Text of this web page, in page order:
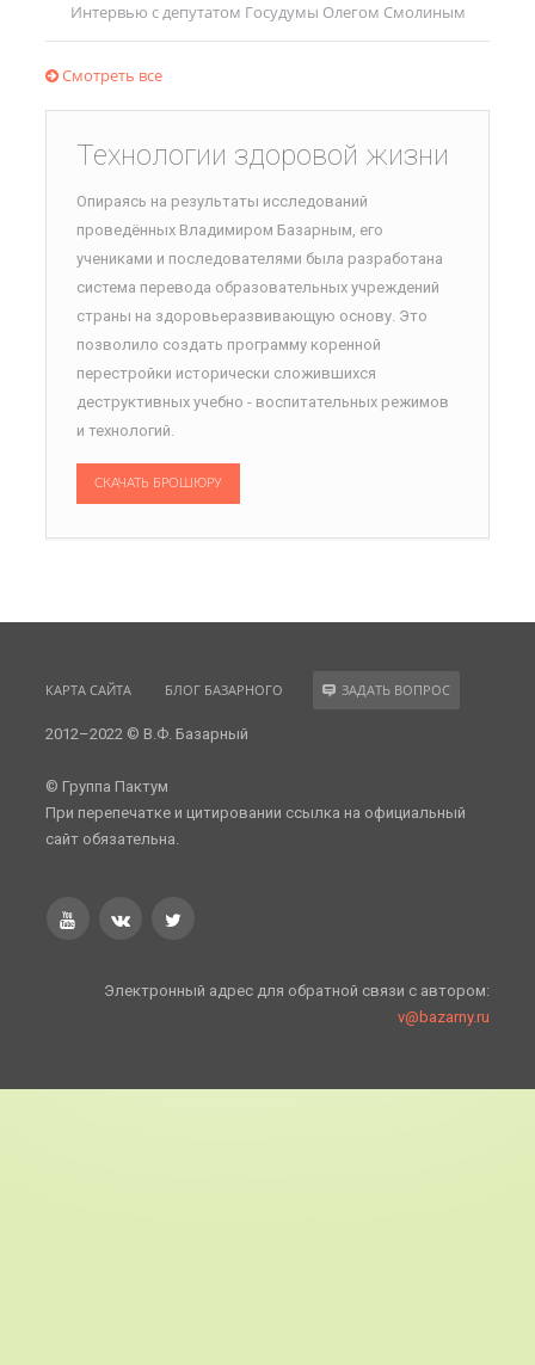
Интервью с депутатом Госудумы Олегом Смолиным
Смотреть все
Технологии здоровой жизни
Опираясь на результаты исследований
проведённых Владимиром Базарным, его
учениками и последователями была разработана
система перевода образовательных учреждений
страны на здоровьеразвивающую основу. Это
позволило создать программу коренной
перестройки исторически сложившихся
деструктивных учебно - воспитательных режимов
и технологий.
СКАЧАТЬ БРОШЮРУ
КАРТА САЙТА БЛОГ БАЗАРНОГО ЗАДАТЬ ВОПРОС
2012–2022 © В.Ф. Базарный
© Группа Пактум
При перепечатке и цитировании ссылка на официальный
сайт обязательна.
Электронный адрес для обратной связи с автором:
v@bazarny.ru